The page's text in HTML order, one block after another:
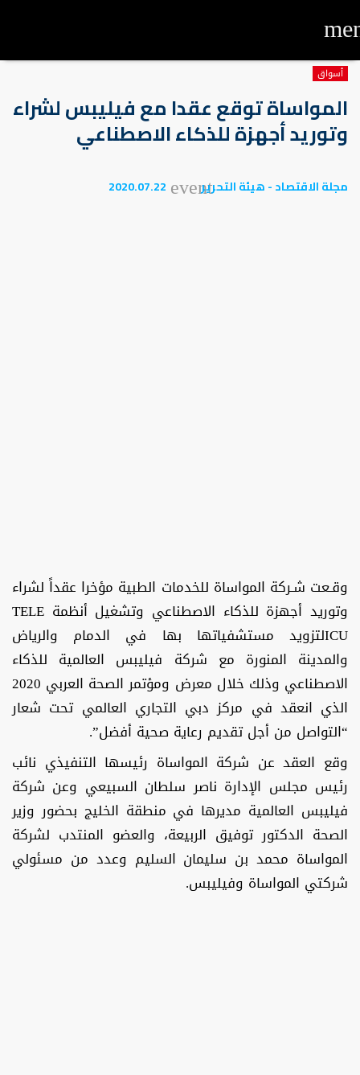
أسواق
المواساة توقع عقدا مع فيليبس لشراء
وتوريد أجهزة للذكاء الاصطناعي
مجلة الاقتصاد - هيئة التحريرevent
2020.07.22
وقـعت شـركة المواساة للخدمات الطبية مؤخرا عقداً لشراء
وتوريد أجهزة للذكاء الاصطناعي وتشغيل أنظمة TELE
ICUلتزويد مستشفياتها بها في الدمام والرياض
والمدينة المنورة مع شركة فيليبس العالمية للذكاء
الاصطناعي وذلك خلال معرض ومؤتمر الصحة العربي 2020
الذي انعقد في مركز دبي التجاري العالمي تحت شعار
“التواصل من أجل تقديم رعاية صحية أفضل”.
وقع العقد عن شركة المواساة رئيسها التنفيذي نائب
رئيس مجلس الإدارة ناصر سلطان السبيعي وعن شركة
فيليبس العالمية مديرها في منطقة الخليج بحضور وزير
الصحة الدكتور توفيق الربيعة، والعضو المنتدب لشركة
المواساة محمد بن سليمان السليم وعدد من مسئولي
شركتي المواساة وفيليبس.